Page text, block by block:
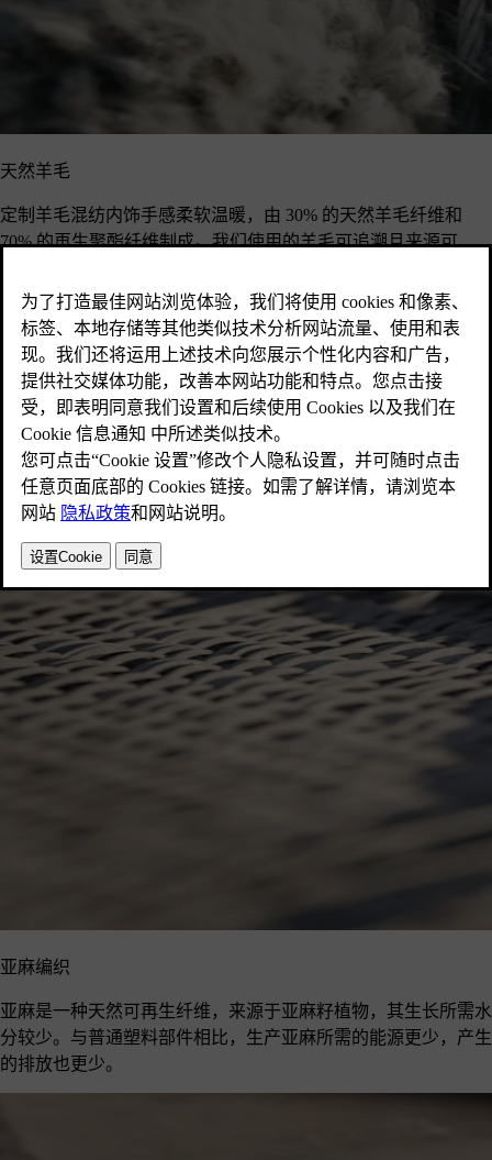
天然羊毛
定制羊毛混纺内饰手感柔软温暖，由 30% 的天然羊毛纤维和
70% 的再生聚酯纤维制成。我们使用的羊毛可追溯且来源可
亚麻编织
亚麻是一种天然可再生纤维，来源于亚麻籽植物，其生长所需水
分较少。与普通塑料部件相比，生产亚麻所需的能源更少，产生
的排放也更少。